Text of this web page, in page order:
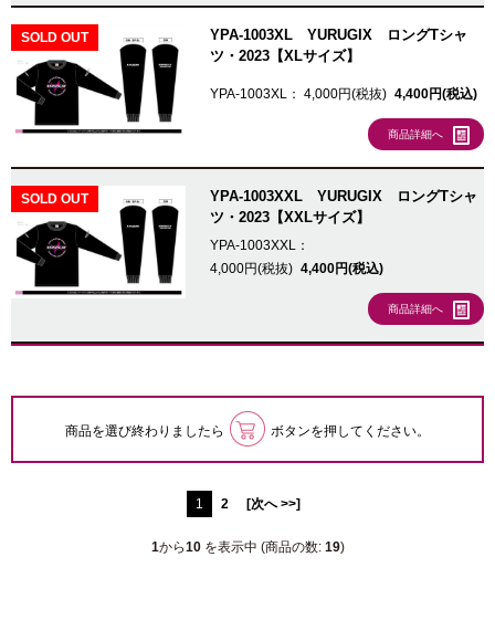
YPA-1003XL YURUGIX ロングTシャ
ツ・2023【XLサイズ】
YPA-1003XL： 4,000円(税抜) 4,400円(税込)
商品詳細へ
SOLD OUT
YPA-1003XXL YURUGIX ロングTシャ
ツ・2023【XXLサイズ】
YPA-1003XXL：
4,000円(税抜) 4,400円(税込)
商品詳細へ
SOLD OUT
商品を選び終わりましたら ボタンを押してください。
1 2 [次へ >>]
1から10を表示中 (商品の数: 19)